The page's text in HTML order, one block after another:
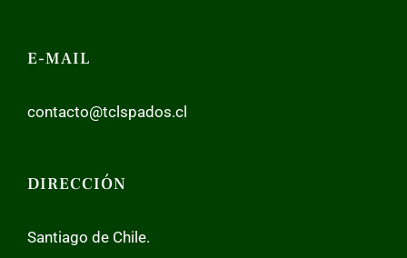
E-MAIL
contacto@tclspados.cl
DIRECCIÓN
Santiago de Chile.